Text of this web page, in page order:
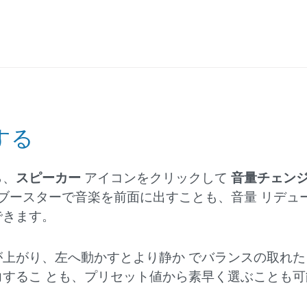
る
スピーカー アイコンをクリックして 音量チェン
スターで音楽を前面に出すことも、音量 リデュ
ます。
がり、左へ動かすとより静か でバランスの取れ
るこ とも、プリセット値から素早く選ぶことも